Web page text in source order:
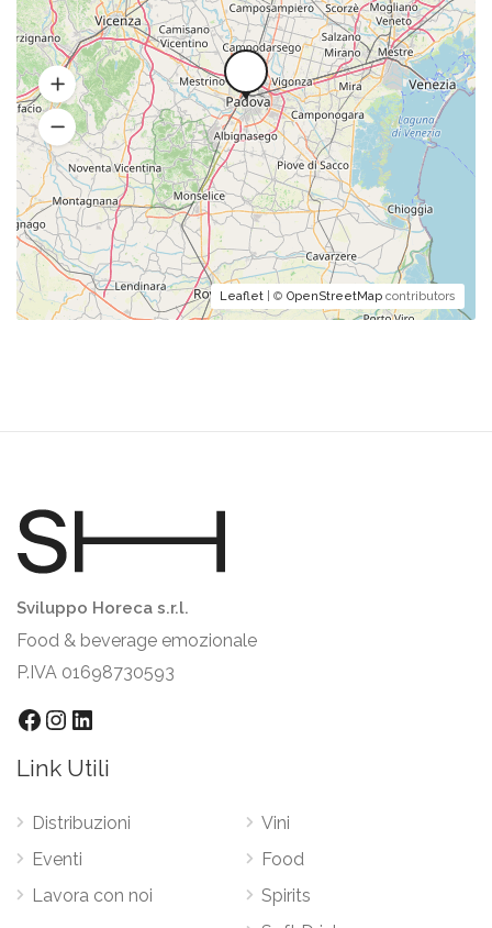
Leaflet | © OpenStreetMap contributors
Sviluppo Horeca s.r.l.
Food & beverage emozionale
P.IVA 01698730593
Facebook
Instagram
LinkedIn
Link Utili
Distribuzioni
Eventi
Lavora con noi
Vini
Food
Spirits